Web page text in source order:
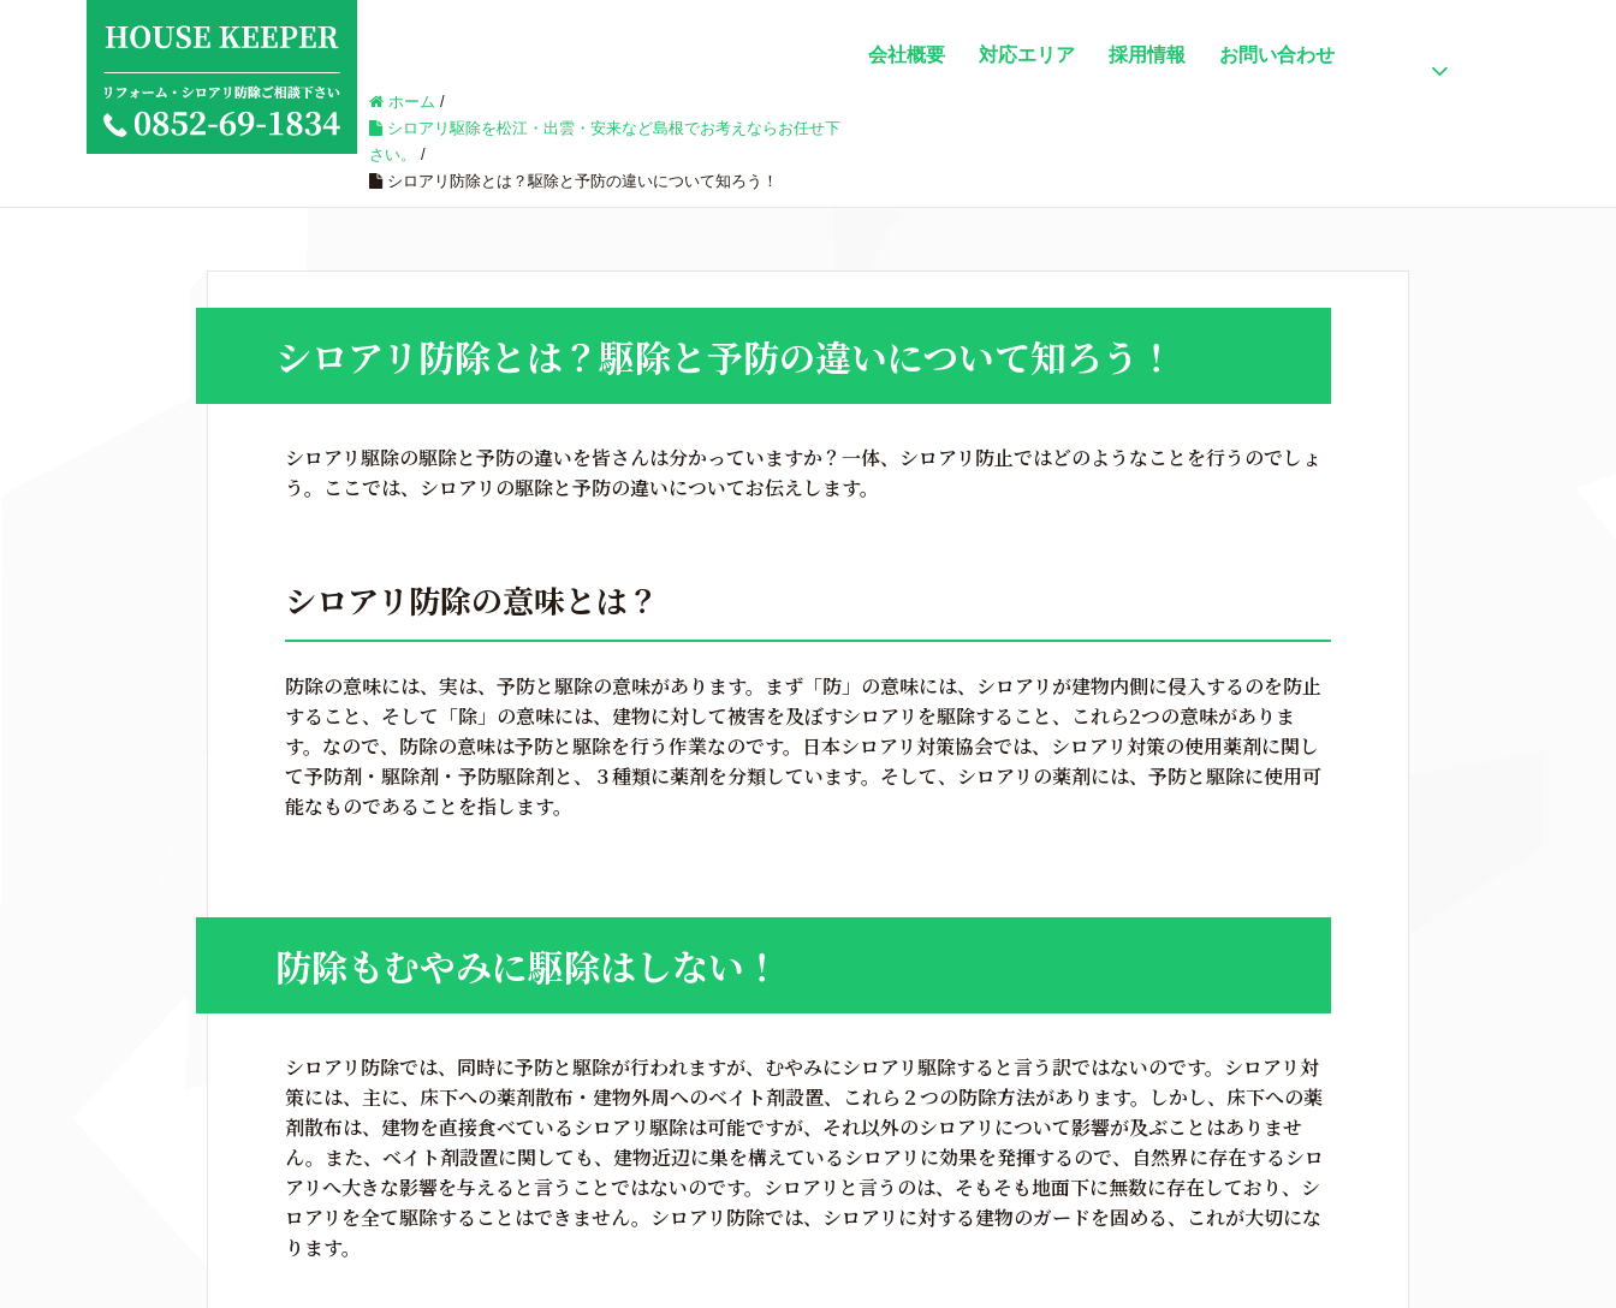
会社概要 対応エリア 採用情報 お問い合わせ
ホーム /
シロアリ駆除を松江・出雲・安来など島根でお考えならお任せ下
さい。
/
シロアリ防除とは？駆除と予防の違いについて知ろう！
シロアリ防除とは？駆除と予防の違いについて知ろう！
シロアリ駆除の駆除と予防の違いを皆さんは分かっていますか？一体、シロアリ防止ではどのようなことを行うのでしょ
う。ここでは、シロアリの駆除と予防の違いについてお伝えします。
シロアリ防除の意味とは？
防除の意味には、実は、予防と駆除の意味があります。まず「防」の意味には、シロアリが建物内側に侵入するのを防止
すること、そして「除」の意味には、建物に対して被害を及ぼすシロアリを駆除すること、これら2つの意味がありま
す。なので、防除の意味は予防と駆除を行う作業なのです。日本シロアリ対策協会では、シロアリ対策の使用薬剤に関し
て予防剤・駆除剤・予防駆除剤と、３種類に薬剤を分類しています。そして、シロアリの薬剤には、予防と駆除に使用可
能なものであることを指します。
防除もむやみに駆除はしない！
シロアリ防除では、同時に予防と駆除が行われますが、むやみにシロアリ駆除すると言う訳ではないのです。シロアリ対
策には、主に、床下への薬剤散布・建物外周へのベイト剤設置、これら２つの防除方法があります。しかし、床下への薬
剤散布は、建物を直接食べているシロアリ駆除は可能ですが、それ以外のシロアリについて影響が及ぶことはありませ
ん。また、ベイト剤設置に関しても、建物近辺に巣を構えているシロアリに効果を発揮するので、自然界に存在するシロ
アリへ大きな影響を与えると言うことではないのです。シロアリと言うのは、そもそも地面下に無数に存在しており、シ
ロアリを全て駆除することはできません。シロアリ防除では、シロアリに対する建物のガードを固める、これが大切にな
ります。